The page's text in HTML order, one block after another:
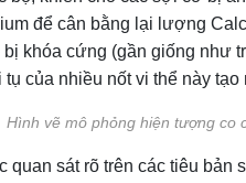
để cân bằng lại lượng
khóa cứng (gần giống
của nhiều nốt vi thể này
Hình vẽ mô phỏng hiện tượng co
sát rõ trên các tiêu